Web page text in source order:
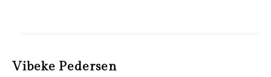
Vibeke Pedersen